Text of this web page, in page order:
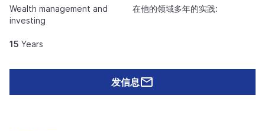
Wealth management and
investing
在他的领域多年的实践:
15 Years
发信息